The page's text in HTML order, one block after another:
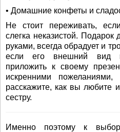
• Домашние конфеты и
Не стоит переживать,
слегка неказистой.
руками, всегда обрадует и
если его внешний вид
приложить к своему
искренними
расскажите, как вы любите
сестру.
Именно поэтому к